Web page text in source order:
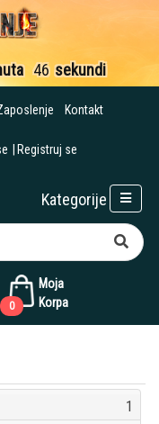
46 sekundi
Kontakt
Registruj se
Moja
Korpa
0
Kategorije
1